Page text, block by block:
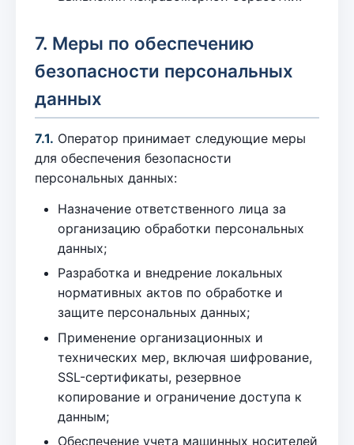
7. Меры по обеспечению
безопасности персональных
данных
7.1. Оператор принимает следующие меры
для обеспечения безопасности
персональных данных:
Назначение ответственного лица за
организацию обработки персональных
данных;
Разработка и внедрение локальных
нормативных актов по обработке и
защите персональных данных;
Применение организационных и
технических мер, включая шифрование,
SSL-сертификаты, резервное
копирование и ограничение доступа к
данным;
Обеспечение учета машинных носителей